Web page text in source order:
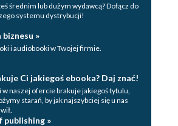
średnim lub dużym wydawcą? Dołącz do
systemu dystrybucji!
biznesu »
i audiobooki w Twojej firmie.
Ci jakiegoś ebooka? Daj znać!
w naszej ofercie brakuje jakiegoś tytulu,
starań, by jak najszybciej się u nas
publishing »